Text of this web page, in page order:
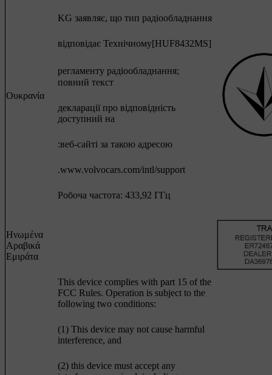
Ουκρανία
KG заявляє, що тип радіообладнання
відповідає Технічному[HUF8432MS]
регламенту радіообладнання;
повний текст
декларації про відповідність
доступний на
:веб-сайті за такою адресою
.www.volvocars.com/intl/support
Робоча частота: 433,92 ГГц
Ηνωμένα
Αραβικά
Εμιράτα
This device complies with part 15 of the
FCC Rules. Operation is subject to the
following two conditions:
(1) This device may not cause harmful
interference, and
(2) this device must accept any